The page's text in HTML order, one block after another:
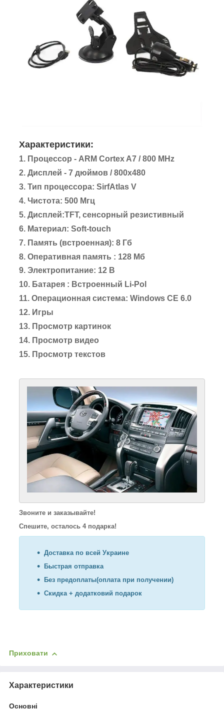
Характеристики:
1. Процессор - ARM Cortex A7 / 800 MHz
2. Дисплей - 7 дюймов / 800x480
3. Тип процессора: SirfAtlas V
4. Чистота: 500 Мгц
5. Дисплей:TFT, сенсорный резистивный
6. Материал: Soft-touch
7. Память (встроенная): 8 Гб
8. Оперативная память : 128 Mб
9. Электропитание: 12 В
10. Батарея : Встроенный Li-Pol
11. Операционная система: Windows CE 6.0
12. Игры
13. Просмотр картинок
14. Просмотр видео
15. Просмотр текстов
Звоните и заказывайте!
Спешите, осталось 4 подарка!
Доставка по всей Украине
Быстрая отправка
Без предоплаты(оплата при получении)
Скидка + додатковий подарок
Приховати
Характеристики
Основні